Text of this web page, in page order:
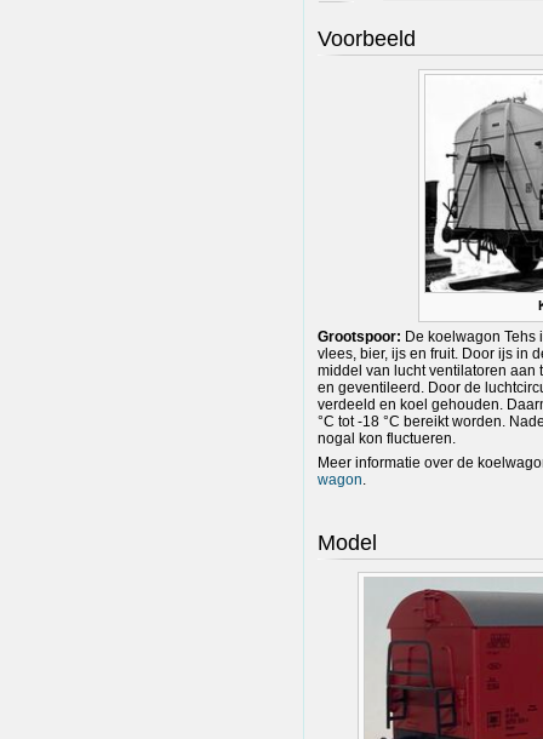
Voorbeeld
Grootspoor: De koelwagon Tehs
vlees, bier, ijs en fruit. Door ijs in
middel van lucht ventilatoren
en geventileerd. Door de
verdeeld en koel gehouden.
°C tot -18 °C bereikt worden.
nogal kon fluctueren.
Meer informatie over de
wagon
Model